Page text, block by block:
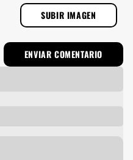
SUBIR IMAGEN